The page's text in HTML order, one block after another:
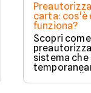
carta: cos'è
funziona?
Scopri
sistema
somma
come